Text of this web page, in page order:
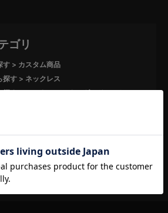
ゴリ
す
カスタム商品
探す
ネックレス
探す カスタム
スタンダードセット